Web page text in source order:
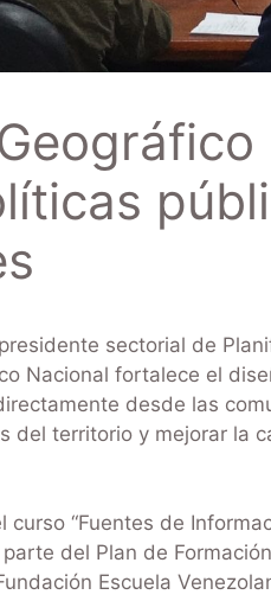
sectorial de
Nacional fortalece el
desde las
del territorio y mejorar la
“Fuentes de
del Plan de
Escuela